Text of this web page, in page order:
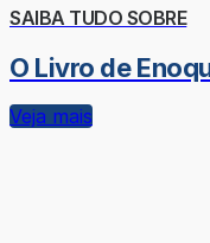
SAIBA TUDO SOBRE
O Livro de
Veja mais